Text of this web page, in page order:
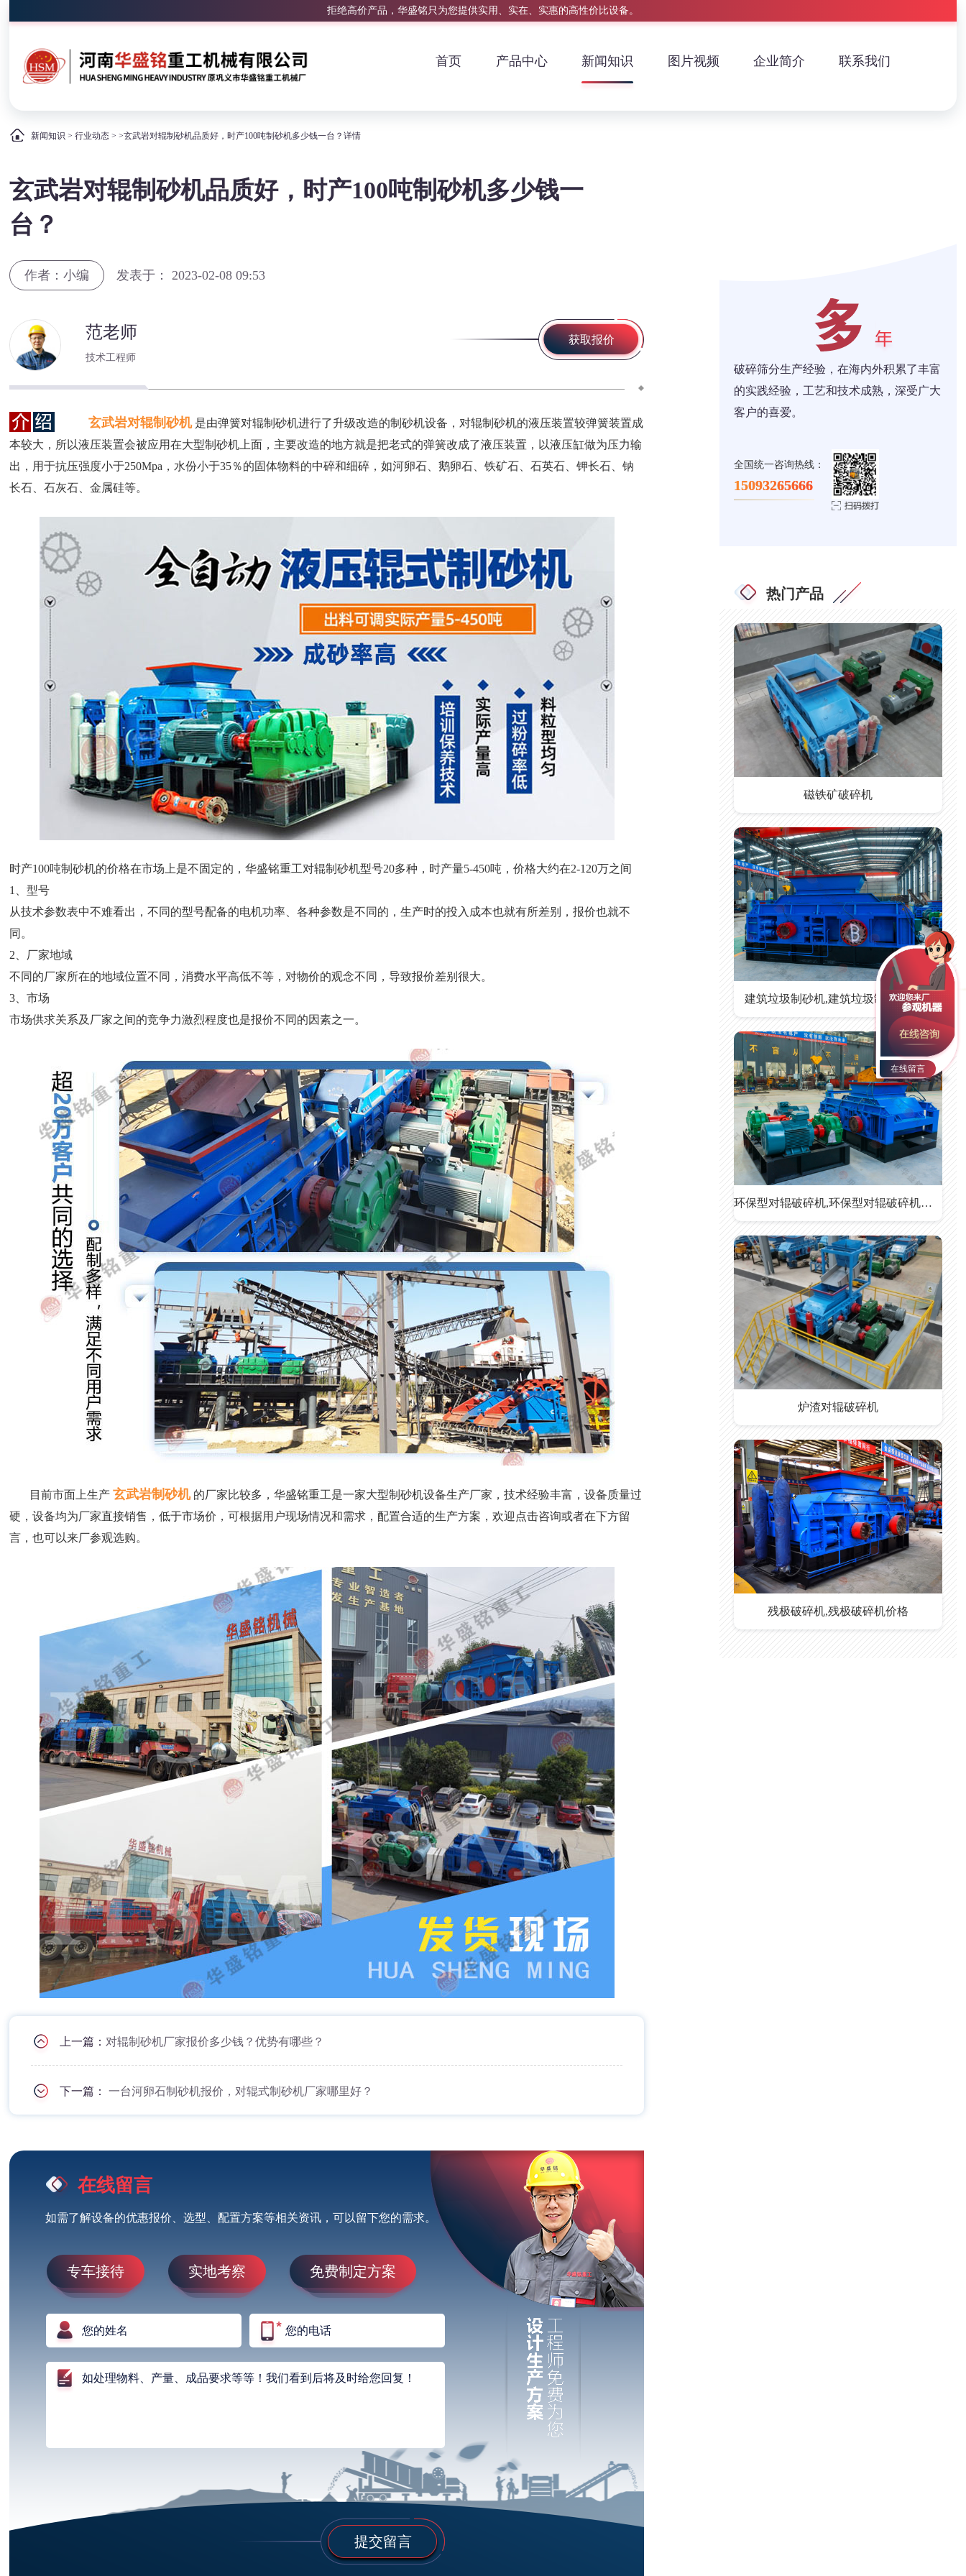
拒绝高价产品，华盛铭只为您提供实用、实在、实惠的高性价比设备。
首页 产品中心 新闻知识 图片视频 企业简介 联系我们
新闻知识 >行业动态 > >玄武岩对辊制砂机品质好，时产100吨制砂机多少钱一台？详情
玄武岩对辊制砂机品质好，时产100吨制砂机多少钱一
台？
作者：小编 发表于： 2023-02-08 09:53
范老师
技术工程师
获取报价
玄武岩对辊制砂机 是由弹簧对辊制砂机进行了升级改造的制砂机设备，对辊制砂机的液压装置较弹簧装置成
本较大，所以液压装置会被应用在大型制砂机上面，主要改造的地方就是把老式的弹簧改成了液压装置，以液压缸做为压力输
出，用于抗压强度小于250Mpa，水份小于35％的固体物料的中碎和细碎，如河卵石、鹅卵石、铁矿石、石英石、钾长石、钠
长石、石灰石、金属硅等。
时产100吨制砂机的价格在市场上是不固定的，华盛铭重工对辊制砂机型号20多种，时产量5-450吨，价格大约在2-120万之间
1、型号
从技术参数表中不难看出，不同的型号配备的电机功率、各种参数是不同的，生产时的投入成本也就有所差别，报价也就不
同。
2、厂家地域
不同的厂家所在的地域位置不同，消费水平高低不等，对物价的观念不同，导致报价差别很大。
3、市场
市场供求关系及厂家之间的竞争力激烈程度也是报价不同的因素之一。
目前市面上生产 玄武岩制砂机 的厂家比较多，华盛铭重工是一家大型制砂机设备生产厂家，技术经验丰富，设备质量过
硬，设备均为厂家直接销售，低于市场价，可根据用户现场情况和需求，配置合适的生产方案，欢迎点击咨询或者在下方留
言，也可以来厂参观选购。
上一篇： 对辊制砂机厂家报价多少钱？优势有哪些？
下一篇：一台河卵石制砂机报价，对辊式制砂机厂家哪里好？
在线留言
如需了解设备的优惠报价、选型、配置方案等相关资讯，可以留下您的需求。
专车接待 实地考察 免费制定方案
提交留言
破碎筛分生产经验，在海内外积累了丰富
的实践经验，工艺和技术成熟，深受广大
客户的喜爱。
全国统一咨询热线：
15093265666
热门产品
磁铁矿破碎机
建筑垃圾制砂机,建筑垃圾制砂机价格
环保型对辊破碎机,环保型对辊破碎机价格
炉渣对辊破碎机
残极破碎机,残极破碎机价格
在线留言